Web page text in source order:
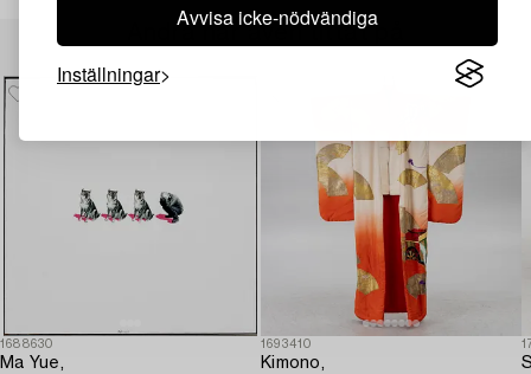
Avvisa icke-nödvändiga
Inställningar
Andra har även tittat på
1688630
Ma Yue,
1693410
Kimono,